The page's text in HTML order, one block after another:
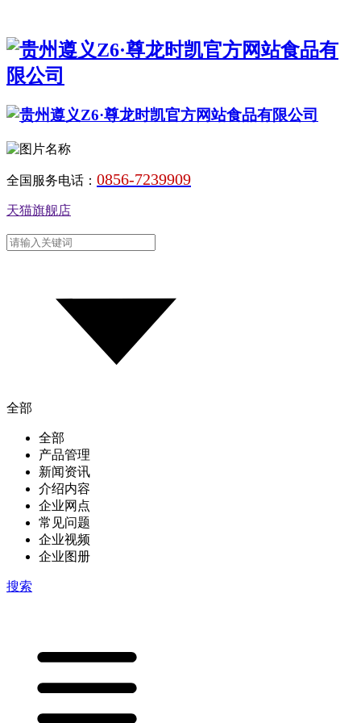
全国服务电话： 0856-7239909
天猫旗舰店
全部
全部
产品管理
新闻资讯
介绍内容
企业网点
常见问题
企业视频
企业图册
搜索